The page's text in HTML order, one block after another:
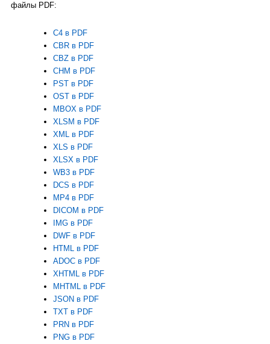
файлы PDF:
C4 в PDF
CBR в PDF
CBZ в PDF
CHM в PDF
PST в PDF
OST в PDF
MBOX в PDF
XLSM в PDF
XML в PDF
XLS в PDF
XLSX в PDF
WB3 в PDF
DCS в PDF
MP4 в PDF
DICOM в PDF
IMG в PDF
DWF в PDF
HTML в PDF
ADOC в PDF
XHTML в PDF
MHTML в PDF
JSON в PDF
TXT в PDF
PRN в PDF
PNG в PDF